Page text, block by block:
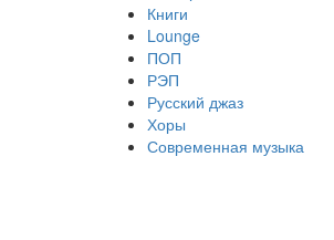
Книги
Lounge
ПОП
РЭП
Русский джаз
Хоры
Современная музыка